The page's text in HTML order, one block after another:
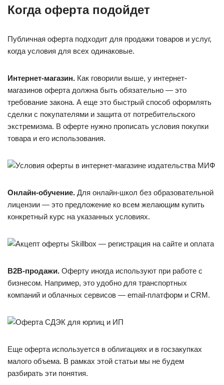
Когда оферта подойдет
Публичная оферта подходит для продажи товаров и услуг,
когда условия для всех одинаковые.
Интернет-магазин. Как говорили выше, у интернет-
магазинов оферта должна быть обязательно — это
требование закона. А еще это быстрый способ оформлять
сделки с покупателями и защита от потребительского
экстремизма. В оферте нужно прописать условия покупки
товара и его использования.
Онлайн-обучение. Для онлайн-школ без образовательной
лицензии — это предложение ко всем желающим купить
конкретный курс на указанных условиях.
B2B-продажи. Оферту иногда используют при работе с
бизнесом. Например, это удобно для транспортных
компаний и облачных сервисов — email-платформ и CRM.
Еще оферта используется в облигациях и в госзакупках
малого объема. В рамках этой статьи мы не будем
разбирать эти понятия.